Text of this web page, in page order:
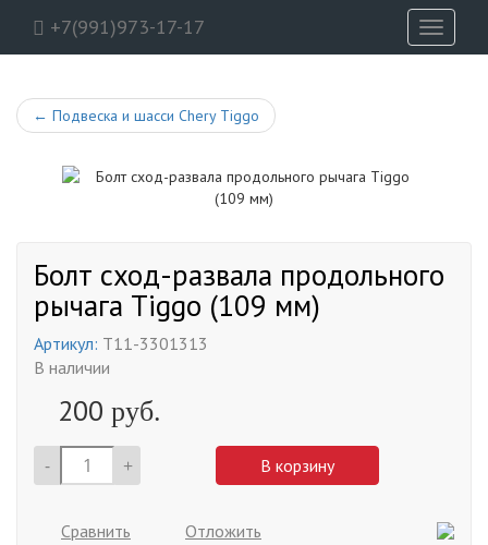
+7(991)973-17-17
Toggle
← Подвеска и шасси Chery Tiggo
Болт сход-развала продольного
рычага Tiggo (109 мм)
Артикул: T11-3301313
В наличии
200 руб.
- + В корзину
Сравнить Отложить